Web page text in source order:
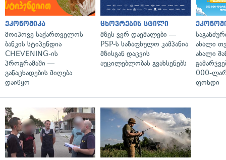
ეკონომიკა
მოიპოვე საქართველოს
ბანკის სტიპენდია
CHEVENING-ის
პროგრამაში —
განაცხადების მიღება
დაიწყო
ცხოვრების სტილი
მზეს ვერ დაემალები —
PSP-ს საზაფხულო კამპანია
მზისგან დაცვის
აუცილებლობას გვახსენებს
ახალი
ახალი
000-
ფონდი